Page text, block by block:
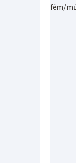
fém/